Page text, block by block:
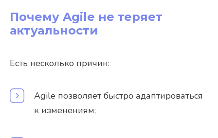
Почему Agile не теряет
актуальности
Есть несколько причин:
Agile позволяет быстро адаптироваться
к изменениям;